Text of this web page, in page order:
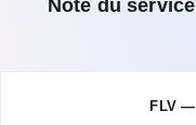
Note du
FLV —